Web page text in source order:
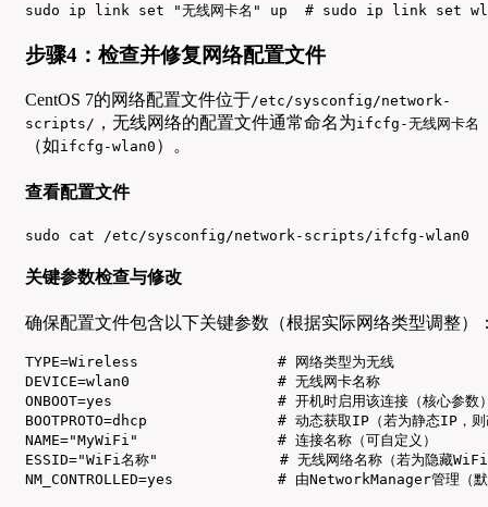
sudo ip link set "无线网卡名" up  # sudo ip link set
步骤4：检查并修复网络配置文件
CentOS 7的网络配置文件位于/etc/sysconfig/network-
scripts/ ，无线网络的配置文件通常命名为ifcfg-无线网卡名
（如ifcfg-wlan0 ）。
查看配置文件
sudo cat /etc/sysconfig/network-scripts/ifcfg-wlan0
关键参数检查与修改
确保配置文件包含以下关键参数（根据实际网络类型调整）
TYPE=Wireless                # 网络类型为无线
DEVICE=wlan0                 # 无线网卡名称
ONBOOT=yes                   # 开机时启用该连接（核心参数
BOOTPROTO=dhcp               # 动态获取IP（若为静态IP，则改
NAME="MyWiFi"                # 连接名称（可自定义）
ESSID="WiFi名称"              # 无线网络名称（若为隐藏WiFi，
NM_CONTROLLED=yes            # 由NetworkManager管理（默